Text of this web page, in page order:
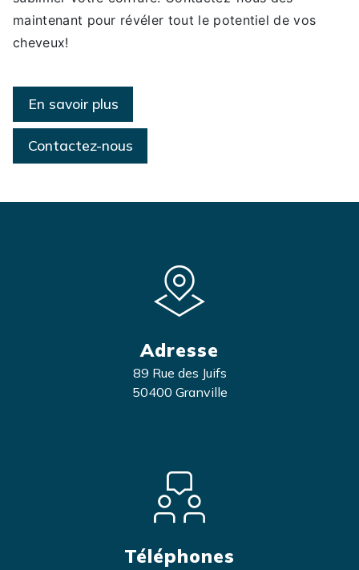
maintenant pour révéler tout le potentiel de vos
cheveux!
En savoir plus
Contactez-nous
Adresse
89 Rue des Juifs
50400 Granville
Téléphones